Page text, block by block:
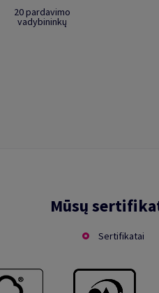
20 pardavimo
vadybininkų
Mūsų
Sertifikatai